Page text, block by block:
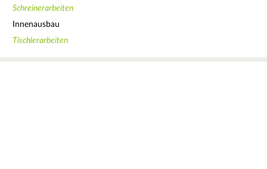
Schreinerarbeiten
Innenausbau
Tischlerarbeiten